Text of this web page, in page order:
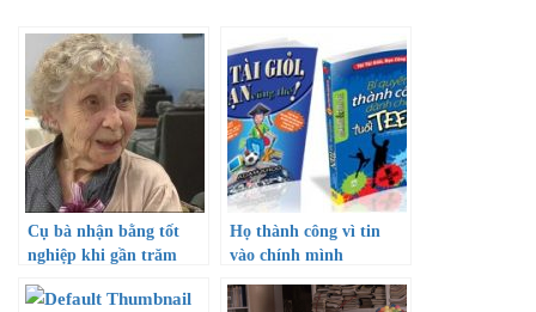
Cụ bà nhận bằng tốt
nghiệp khi gần trăm
Họ thành công vì tin
vào chính mình